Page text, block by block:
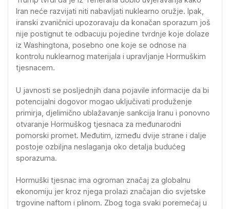
Iran neće razvijati niti nabavljati nuklearno oružje. Ipak,
iranski zvaničnici upozoravaju da konačan sporazum još
nije postignut te odbacuju pojedine tvrdnje koje dolaze
iz Washingtona, posebno one koje se odnose na
kontrolu nuklearnog materijala i upravljanje Hormuškim
tjesnacem.
U javnosti se posljednjih dana pojavile informacije da bi
potencijalni dogovor mogao uključivati produženje
primirja, djelimično ublažavanje sankcija Iranu i ponovno
otvaranje Hormuškog tjesnaca za međunarodni
pomorski promet. Međutim, između dvije strane i dalje
postoje ozbiljna neslaganja oko detalja budućeg
sporazuma.
Hormuški tjesnac ima ogroman značaj za globalnu
ekonomiju jer kroz njega prolazi značajan dio svjetske
trgovine naftom i plinom. Zbog toga svaki poremećaj u